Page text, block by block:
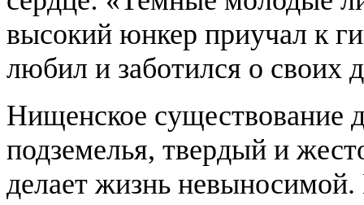
высокий юнкер приучал к
любил и заботился о своих
Нищенское существование
подземелья, твердый и
делает жизнь